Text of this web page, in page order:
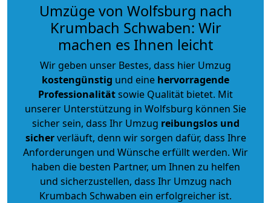
Umzüge von Wolfsburg nach
Krumbach Schwaben: Wir
machen es Ihnen leicht
Wir geben unser Bestes, dass hier Umzug
kostengünstig und eine hervorragende
Professionalitätsowie Qualität bietet. Mit
unserer Unterstützung in Wolfsburg können Sie
sicher sein, dass Ihr Umzug reibungslos und
sicherverläuft, denn wir sorgen dafür, dass Ihre
Anforderungen und Wünsche erfüllt werden. Wir
haben die besten Partner, um Ihnen zu helfen
und sicherzustellen, dass Ihr Umzug nach
Krumbach Schwaben ein erfolgreicher ist.